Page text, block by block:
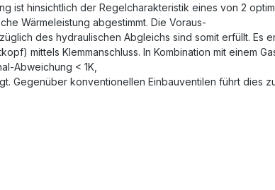
ist hinsichtlich der Regelcharakteristik eines von 2
Wärmeleistung abgestimmt. Die Voraus-
des hydraulischen Abgleichs sind somit erfüllt.
mittels Klemmanschluss. In Kombination mit einem
Abweichung < 1K,
Gegenüber konventionellen Einbauventilen führt dies